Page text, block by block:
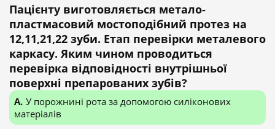
Пацієнту виготовляється метало-
пластмасовий мостоподібний протез на
12,11,21,22 зуби. Етап перевірки металевого
каркасу. Яким чином проводиться
перевірка відповідності внутрішньої
поверхні препарованих зубів?
У порожнині рота за допомогою силіконових
матеріалів